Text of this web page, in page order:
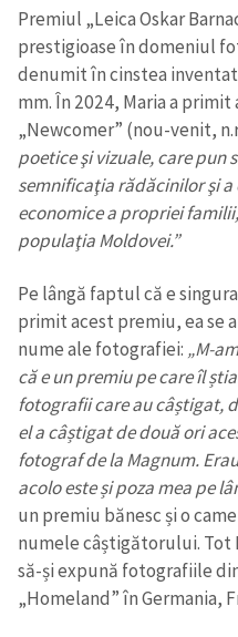
in English
Premiul „Leica Oskar
prestigioase în domeniul
denumit în cinstea
mm. În 2024, Maria a
„Newcomer” (nou-venit,
poetice şi vizuale, care pun
semnificaţia rădăcinilor şi
economice a propriei
populaţia Moldovei.”
Pe lângă faptul că e
primit acest premiu, ea se
nume ale fotografiei: „M-
că e un premiu pe care îl
fotografii care au câștigat,
el a câștigat de două ori
fotograf de la Magnum.
acolo este și poza mea pe
un premiu bănesc și o
numele câștigătorului. Tot
să-și expună fotografiile
„Homeland” în Germania,